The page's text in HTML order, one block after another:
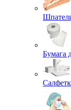
Бумага